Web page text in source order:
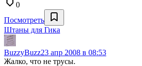
0
Посмотреть
Штаны для Гика
BuzzyBuzz23 апр 2008 в 08:53
Жалко, что не трусы.